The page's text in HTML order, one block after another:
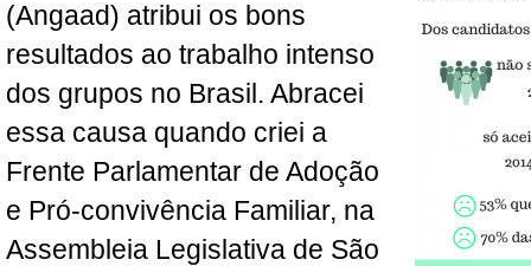
(Angaad) atribui os bons
resultados ao trabalho intenso
dos grupos no Brasil. Abracei
essa causa quando criei a
Frente Parlamentar de Adoção
e Pró-convivência Familiar, na
Assembleia Legislativa de São